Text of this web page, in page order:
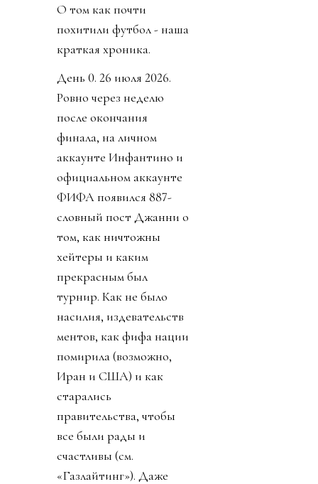
О том как почти
похитили футбол - наша
краткая хроника.
День 0. 26 июля 2026.
Ровно через неделю
после окончания
финала, на личном
аккаунте Инфантино и
официальном аккаунте
ФИФА появился 887-
словный пост Джанни о
том, как ничтожны
хейтеры и каким
прекрасным был
турнир. Как не было
насилия, издевательств
ментов, как фифа нации
помирила (возможно,
Иран и США) и как
старались
правительства, чтобы
все были рады и
счастливы (см.
«Газлайтинг»). Даже